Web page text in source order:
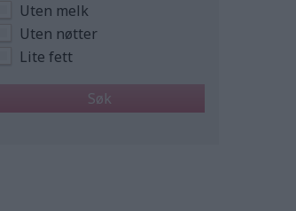
Uten melk
Uten nøtter
Lite fett